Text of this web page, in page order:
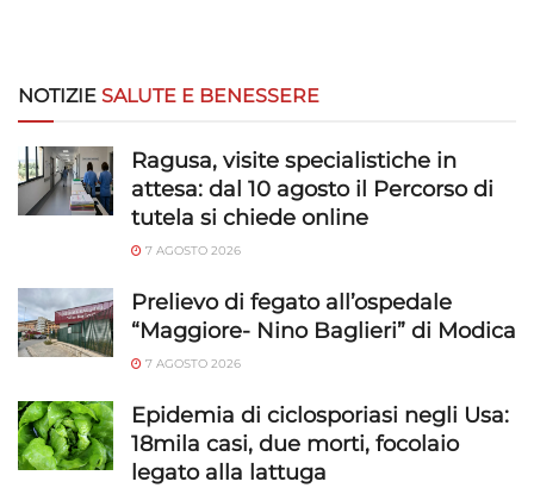
NOTIZIE SALUTE E BENESSERE
Ragusa, visite specialistiche in
attesa: dal 10 agosto il Percorso di
tutela si chiede online
7 AGOSTO 2026
Prelievo di fegato all’ospedale
“Maggiore- Nino Baglieri” di Modica
7 AGOSTO 2026
Epidemia di ciclosporiasi negli Usa:
18mila casi, due morti, focolaio
legato alla lattuga